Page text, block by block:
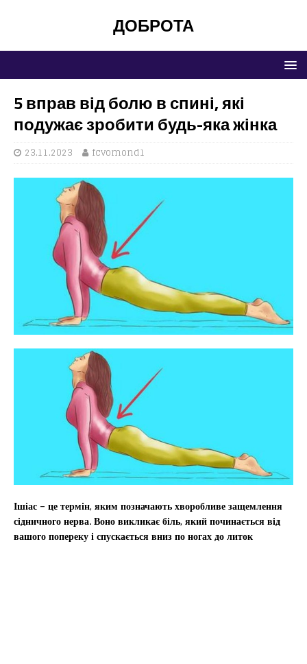
ДОБРОТА
5 вправ від болю в спині, які
подужає зробити будь-яка жінка
23.11.2023 fcvomond1
Ішіас – це термін, яким позначають хворобливе защемлення
сідничного нерва. Воно викликає біль, який починається від
вашого попереку і спускається вниз по ногах до литок